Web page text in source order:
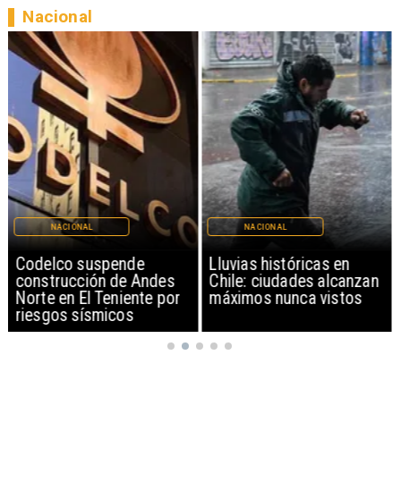
Codelco suspende
construcción de Andes
Norte en El Teniente por
riesgos sísmicos
NACIONAL
Lluvias históricas en
Chile: ciudades alcanzan
máximos nunca vistos
NACIONAL
Nacional